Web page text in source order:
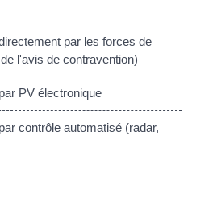
par les forces de
l'avis de contravention)
PV électronique
contrôle automatisé (radar,